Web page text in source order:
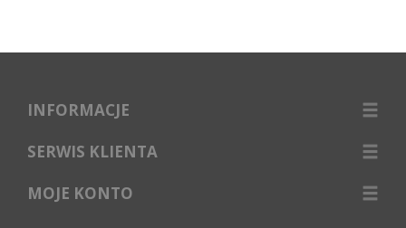
INFORMACJE
SERWIS KLIENTA
MOJE KONTO